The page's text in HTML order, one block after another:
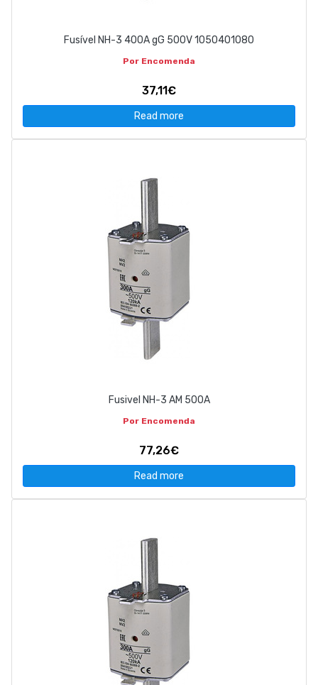
Fusível NH-3 400A gG 500V 1050401080
Por Encomenda
37,11€
Read more
Fusivel NH-3 AM 500A
Por Encomenda
77,26€
Read more